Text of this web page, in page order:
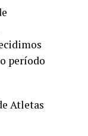
período
Atletas